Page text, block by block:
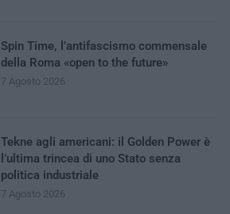
Spin Time, l’antifascismo commensale
della Roma «open to the future»
7 Agosto 2026
Tekne agli americani: il Golden Power è
l’ultima trincea di uno Stato senza
politica industriale
7 Agosto 2026